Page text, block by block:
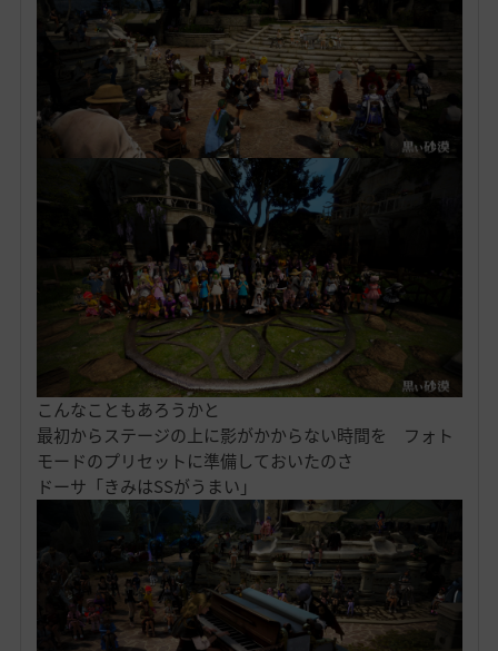
こんなこともあろうかと
最初からステージの上に影がかからない時間を フォト
モードのプリセットに準備しておいたのさ
ドーサ「きみはSSがうまい」